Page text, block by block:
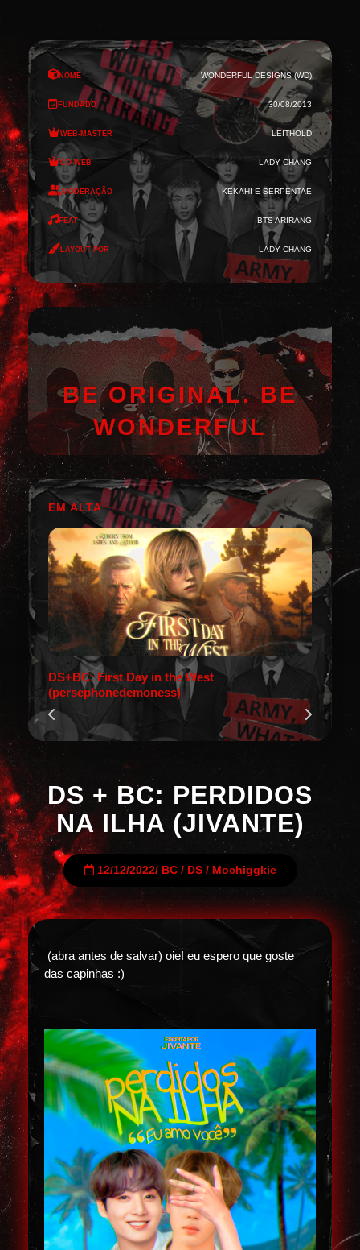
Nome Wonderful Designs (WD)
Fundado 30/08/2013
Web-Master Leithold
Co-Web Lady-Chang
Moderação Kekahi e Serpentae
Feat BTS Arirang
Layout por Lady-Chang
BE ORIGINAL. BE
WONDERFUL
EM ALTA
DS+BC: First Day in the West
(persephonedemoness)
DS + BC: PERDIDOS
NA ILHA (JIVANTE)
12/12/2022/ BC/ DS/ Mochiggkie
(abra antes de salvar) oie! eu espero que goste
das capinhas :)